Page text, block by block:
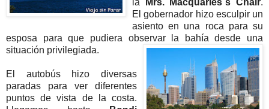
El gobernador hizo esculpir un
asiento en una roca para su
esposa para que pudiera observar la bahía desde una
situación privilegiada.
El autobús hizo diversas
paradas para ver diferentes
puntos de vista de la costa.